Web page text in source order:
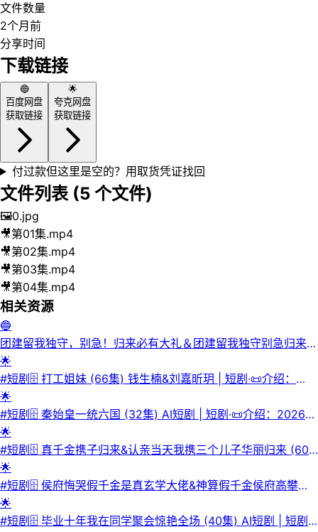
文件数量
2个月前
分享时间
下载链接
🔵
百度网盘
获取链接
🌟
夸克网盘
获取链接
付过款但这里是空的？用取货凭证找回
文件列表 (5 个文件)
🖼️0.jpg
🎥第01集.mp4
🎥第02集.mp4
🎥第03集.mp4
🎥第04集.mp4
相关资源
🔵
团建留我独守，别急！归来必有大礼＆团建留我独守别急归来必
有大|短剧
🌟
#短剧🗄 打工姐妹 (66集) 钱生楠&刘嘉昕玥 | 短剧·📜介绍：
2025年12月02日最新热门抖音快手百度番茄红果等付费短剧推
荐 / 每日同步更新！打工姐妹 钱生楠 刘嘉昕玥·💾夸克网盘·📁
大小：845.8 MB🏷 标签：#打工姐妹 #短剧⬇️【评论区可搜
索】 | 🔍网盘专搜
🌟
#短剧🗄 秦始皇一统六国 (32集) AI短剧 | 短剧·📜介绍：2026年
05月29日最新热门抖音快手百度番茄红果等付费短剧推荐 / 每
日同步更新！秦始皇一统六国 AI短剧·💾夸克网盘·📁 大小：
758.0 MB🏷 标签：#秦始皇一统六国 #短剧⬇️【评论区可搜
索】 | 🔍网盘专搜
🌟
#短剧🗄 真千金携子归来&认亲当天我携三个儿子华丽归来 (60
集) 潘依祎&邱浩轩 | 短剧·📜介绍：2026年01月01日最新热门
抖音快手百度番茄红果等付费短剧推荐 / 每日同步更新！真千金
携子归来 认亲当天我携三个儿子华丽归来 潘依祎 邱浩轩·💾夸
克网盘·📁 大小：803.5 MB🏷 标签：#真千金携子归来
🌟
#短剧🗄 侯府悔哭假千金是真玄学大佬&神算假千金侯府高攀不
起 (81集) 王鼎&苏芮莹 | 短剧·📜介绍：2025年12月21日最新热
门抖音快手百度番茄红果等付费短剧推荐 / 每日同步更新！侯府
🌟
#短剧🗄 毕业十年我在同学聚会惊艳全场 (40集) AI短剧 | 短剧·